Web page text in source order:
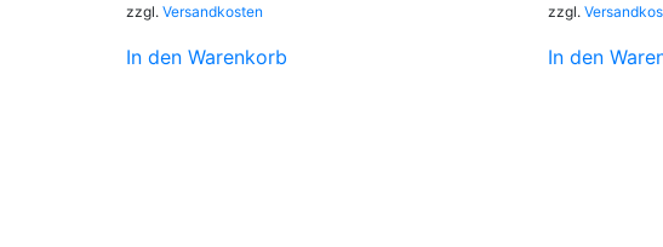
zzgl.Versandkosten
In den Warenkorb
zzgl.
In den